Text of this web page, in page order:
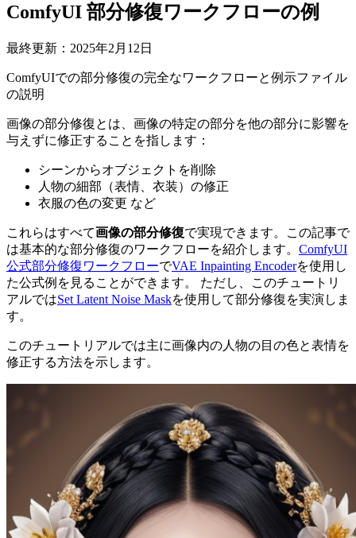
ComfyUI 部分修復ワークフローの例
最終更新：2025年2月12日
ComfyUIでの部分修復の完全なワークフローと例示ファイル
の説明
画像の部分修復とは、画像の特定の部分を他の部分に影響を
与えずに修正することを指します：
シーンからオブジェクトを削除
人物の細部（表情、衣装）の修正
衣服の色の変更 など
これらはすべて画像の部分修復で実現できます。この記事で
は基本的な部分修復のワークフローを紹介します。 ComfyUI
公式部分修復ワークフローでVAE Inpainting Encoderを使用し
た公式例を見ることができます。 ただし、このチュートリ
アルではSet Latent Noise Maskを使用して部分修復を実演しま
す。
このチュートリアルでは主に画像内の人物の目の色と表情を
修正する方法を示します。